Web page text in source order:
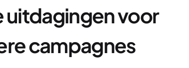
voor
campagnes